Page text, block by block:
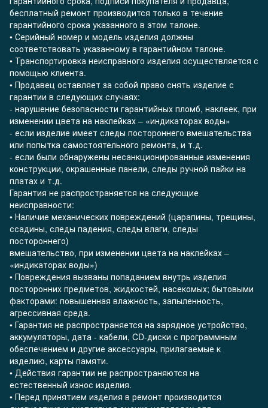
бесплатный ремонт производится только в течение
гарантийного срока указанного в этом талоне.
• Серийный номер и модель изделия должны
соответствовать указанному в гарантийном талоне.
• Транспортировка неисправного изделия осуществляется с
помощью клиента.
• Продавец оставляет за собой право снять изделие с
гарантии в следующих случаях:
- нарушение безопасности гарантийных пломб, наклеек, при
изменении цвета на наклейках – «индикаторах воды»
- если изделие имеет следы постороннего вмешательства
или попытка самостоятельного ремонта, и т.д.
- если были обнаружены несанкционированные изменения
конструкции, окрашенные панели, следы ручной пайки на
платах и ​​т.д.
Гарантия не распространяется на следующие
неисправности:
• Наличие механических повреждений (царапины, трещины,
ссадины, следы падения, следы влаги, следы
постороннего)
вмешательство, при изменении цвета на наклейках –
«индикаторах воды»)
• Повреждения вызваны попаданием внутрь изделия
посторонних предметов, жидкостей, насекомых; бытовыми
факторами: повышенная влажность, запыленность,
агрессивная среда.
• Гарантия не распространяется на зарядное устройство,
аккумуляторы, дата - кабели, CD-диски с программным
обеспечением и другие аксессуары, прилагаемые к
изделию, карты памяти.
• Действия гарантии не распространяются на
естественный износ изделия.
• Перед принятием изделия в ремонт производится